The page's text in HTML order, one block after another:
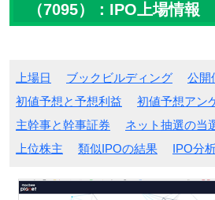
（7095）：IPO上場情報
上場日 ブックビルディング
公開
初値予想と予想利益
初値予想アン
主幹事と幹事証券
ネット抽選の当
上位株主
類似IPOの結果 IPO分